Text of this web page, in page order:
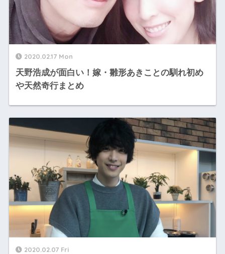
2020.02.17 Mon
天野浩成が面白い！嫁・雛形あきことの馴れ初め
や天然奇行まとめ
2020.02.07 Fri